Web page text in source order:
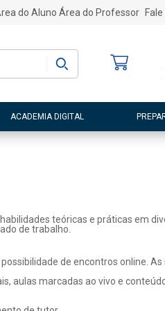
do Aluno Área do Professor
ACADEMIA DIGITAL
teóricas e práticas em
de trabalho.
de encontros online.
aulas marcadas ao vivo e